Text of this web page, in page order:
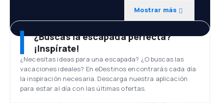
Mostrar más
¿Buscas la escapada perfecta?
¡Inspírate!
¿Necesitas ideas para una escapada? ¿O buscas las
vacaciones ideales? En eDestinos encontrarás cada día
la inspiración necesaria. Descarga nuestra aplicación
para estar al día con las últimas ofertas.